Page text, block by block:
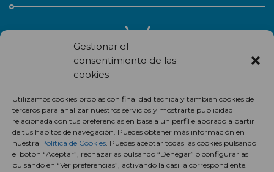
Gestionar el
consentimiento de las
cookies
Utilizamos cookies propias con finalidad técnica y también cookies de
terceros para analizar nuestros servicios y mostrarte publicidad
relacionada con tus preferencias en base a un perfil elaborado a partir
de tus hábitos de navegación. Puedes obtener más información en
nuestra Política de Cookies. Puedes aceptar todas las cookies pulsando
el botón “Aceptar”, rechazarlas pulsando “Denegar” o configurarlas
pulsando en “Ver preferencias”, activando la casilla correspondiente.
centro comercial.
Suscríbete